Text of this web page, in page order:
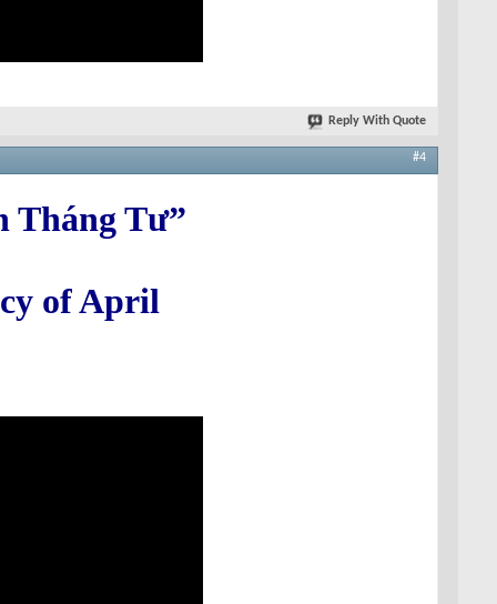
Reply With Quote
#4
Tháng Tư”
of April